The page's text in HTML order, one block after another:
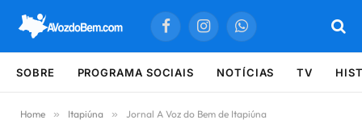
FacebookInstagramWhatsApp
SOBRE PROGRAMA SOCIAIS NOTÍCIAS TV
Home » Itapiúna » Jornal A Voz do Bem de Itapiúna